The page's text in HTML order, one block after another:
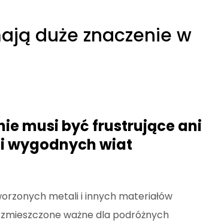
duże znaczenie w
musi być frustrujące ani
wygodnych wiat
metali i innych materiałów
ważne dla podróżnych